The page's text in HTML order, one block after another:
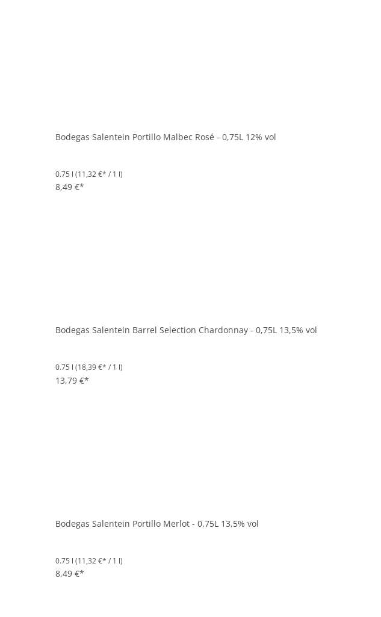
Bodegas Salentein Portillo Malbec Rosé - 0,75L 12% vol
0.75 l (11,32 €* / 1 l)
8,49 €*
Bodegas Salentein Barrel Selection Chardonnay - 0,75L 13,5% vol
0.75 l (18,39 €* / 1 l)
13,79 €*
Bodegas Salentein Portillo Merlot - 0,75L 13,5% vol
0.75 l (11,32 €* / 1 l)
8,49 €*